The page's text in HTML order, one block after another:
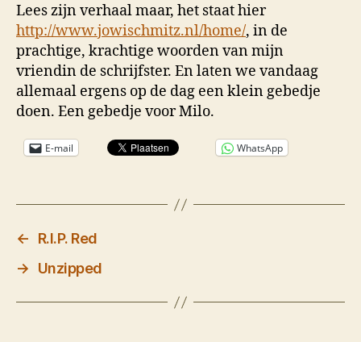
Lees zijn verhaal maar, het staat hier
http://www.jowischmitz.nl/home/, in de
prachtige, krachtige woorden van mijn
vriendin de schrijfster. En laten we vandaag
allemaal ergens op de dag een klein gebedje
doen. Een gebedje voor Milo.
E-mail WhatsApp
←
R.I.P. Red
→
Unzipped